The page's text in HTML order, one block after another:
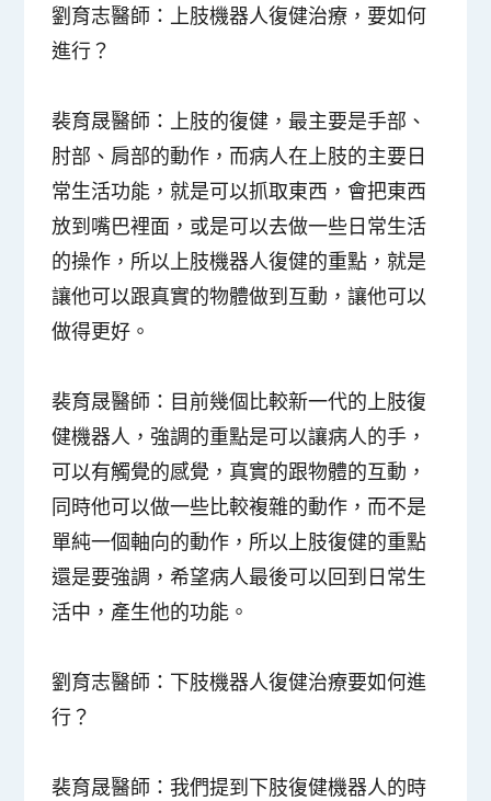
劉育志醫師： 上肢機器人復健治療，要如何
進行？
裴育晟醫師： 上肢的復健，最主要是手部、
肘部、肩部的動作，而病人在上肢的主要日
常生活功能，就是可以抓取東西，會把東西
放到嘴巴裡面，或是可以去做一些日常生活
的操作，所以上肢機器人復健的重點，就是
讓他可以跟真實的物體做到互動，讓他可以
做得更好。
裴育晟醫師： 目前幾個比較新一代的上肢復
健機器人，強調的重點是可以讓病人的手，
可以有觸覺的感覺，真實的跟物體的互動，
同時他可以做一些比較複雜的動作，而不是
單純一個軸向的動作，所以上肢復健的重點
還是要強調，希望病人最後可以回到日常生
活中，產生他的功能。
劉育志醫師： 下肢機器人復健治療要如何進
行？
裴育晟醫師： 我們提到下肢復健機器人的時